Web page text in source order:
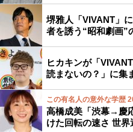
堺雅人「VIVANT」
者を誘う“昭和劇画”
ヒカキンが「
読まないの？」に集
この有名人の意外な学歴
高橋成美「渋幕→慶
けた回転の速さ 世